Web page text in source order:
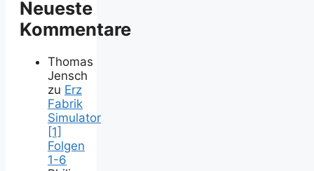
Neueste
Kommentare
Thomas
Jensch
zu Erz
Fabrik
Simulator
[1]
Folgen
1-6